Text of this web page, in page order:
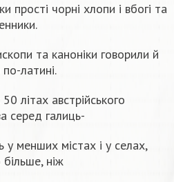
прості чорні хлопи і вбогі та
та каноніки говорили й
латині.
лiтах австрійського
серед галиць-
у менших містах і у селах,
ніж